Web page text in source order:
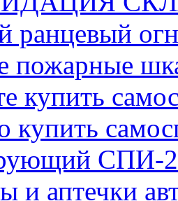
ранцевый
пожарные
купить
СПИ-
и аптечки